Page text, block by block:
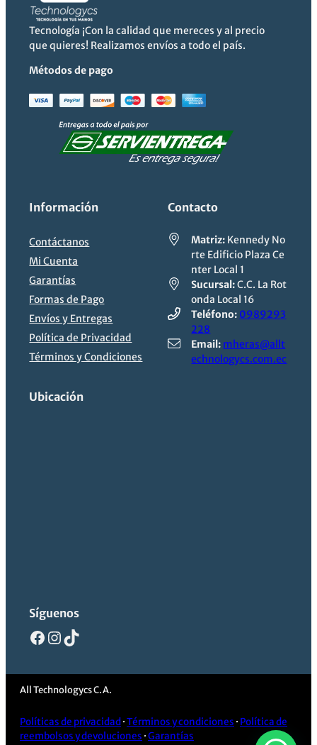
Tecnología ¡Con la calidad que mereces y al precio
que quieres! Realizamos envíos a todo el país.
Métodos de pago
Información
Contáctanos
Mi Cuenta
Garantías
Formas de Pago
Envíos y Entregas
Política de Privacidad
Términos y Condiciones
Contacto
Matriz: Kennedy No
rte Edificio Plaza Ce
nter Local 1
Sucursal:C.C. La Rot
onda Local 16
Teléfono: 0989293
228
Email: mheras@allt
echnologycs.com.ec
Ubicación
Síguenos
Facebook
Instagram
TikTok
All Technologycs C.A.
Políticas de privacidad ·Términos y condiciones · Política de
reembolsos y devoluciones ·Garantías